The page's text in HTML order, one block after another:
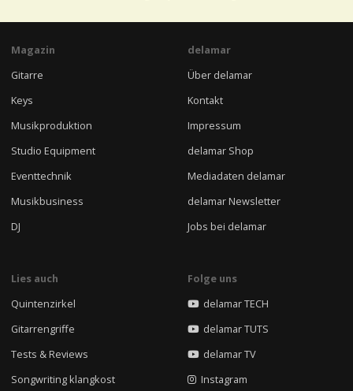
Magazin
Gitarre
Keys
Musikproduktion
Studio Equipment
Eventtechnik
Musikbusiness
DJ
delamar
Über delamar
Kontakt
Impressum
delamar Shop
Mediadaten delamar
delamar Newsletter
Jobs bei delamar
Lies auch
Quintenzirkel
Gitarrengriffe
Tests & Reviews
Songwriting klangkost
Folge uns
delamar TECH
delamar TUTS
delamar TV
Instagram